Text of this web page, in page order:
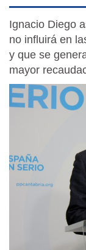
Ignacio Diego
no influirá en
y que se
mayor